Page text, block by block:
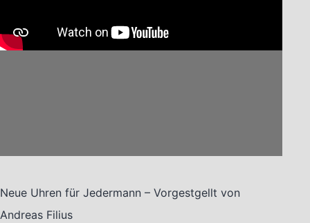
Neue Uhren für Jedermann – Vorgestgellt von
Andreas Filius